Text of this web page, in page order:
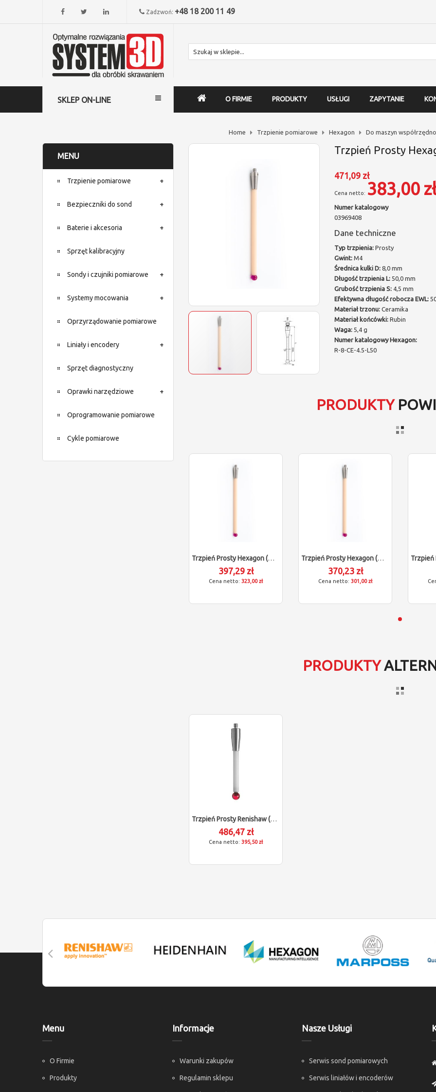
Zadzwoń: +48 18 200 11 49
SKLEP ON-LINE O FIRMIE PRODUKTY USŁUGI ZAPYTANIE
Home Trzpienie pomiarowe Hexagon Do maszyn
MENU
Trzpienie pomiarowe
Bezpieczniki do sond
Baterie i akcesoria
Sprzęt kalibracyjny
Sondy i czujniki pomiarowe
Systemy mocowania
Oprzyrządowanie pomiarowe
Liniały i encodery
Sprzęt diagnostyczny
Oprawki narzędziowe
Oprogramowanie pomiarowe
Cykle pomiarowe
Trzpień Prosty
471,09 zł
383,00 zł
Numer katalogowy
03969408
Dane techniczne
Typ trzpienia:Prosty
Gwint:M4
Średnica kulki D:8,0 mm
Długość trzpienia L:50,0 mm
Grubość trzpienia S:4,5 mm
Efektywna długość robocza EWL:
Materiał trzonu:Ceramika
Materiał końcówki:Rubin
Waga:5,4 g
Numer katalogowy Hexagon:
R-8-CE-4.5-L50
PRODUKTY
Trzpień Prosty Hexagon (M4/L100/D6)
397,29 zł
323,00 zł
Trzpień Prosty Hexagon (M4/L50/D6)
370,23 zł
301,00 zł
PRODUKTY
Trzpień Prosty Renishaw (M4/L50/D8)
486,47 zł
395,50 zł
Menu
O Firmie
Produkty
Informacje
Warunki zakupów
Regulamin sklepu
Nasze Usługi
Serwis sond pomiarowych
Serwis liniałów i encoderów